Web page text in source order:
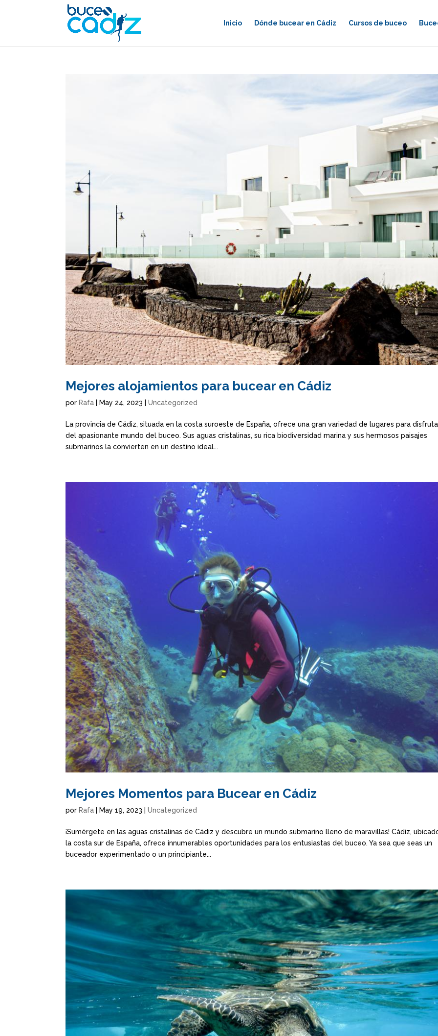
Inicio Dónde bucear en Cádiz Cursos de buceo
Mejores alojamientos para bucear en Cádiz
por Rafa May 24, 2023 |Uncategorized
La provincia de Cádiz, situada en la costa suroeste de España, ofrece una gran variedad de lugares para
del apasionante mundo del buceo. Sus aguas cristalinas, su rica biodiversidad marina y sus hermosos paisajes
submarinos la convierten en un destino ideal...
Mejores Momentos para Bucear en Cádiz
por Rafa May 19, 2023 |Uncategorized
¡Sumérgete en las aguas cristalinas de Cádiz y descubre un mundo submarino lleno de maravillas! Cádiz,
la costa sur de España, ofrece innumerables oportunidades para los entusiastas del buceo. Ya sea que seas un
buceador experimentado o un principiante...